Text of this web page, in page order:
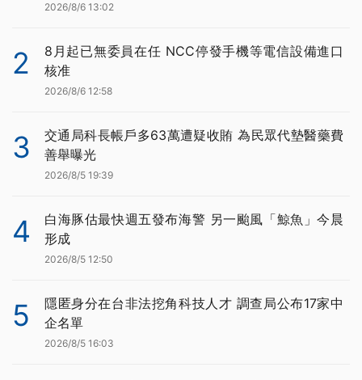
2026/8/6 13:02
2
8月起已無委員在任 NCC停發手機等電信設備進口
核准
2026/8/6 12:58
3
交通局科長帳戶多63萬遭疑收賄 為民眾代墊醫藥費
善舉曝光
2026/8/5 19:39
4
白海豚估最快週五發布海警 另一颱風「鯨魚」今晨
形成
2026/8/5 12:50
5
隱匿身分在台非法挖角科技人才 調查局公布17家中
企名單
2026/8/5 16:03